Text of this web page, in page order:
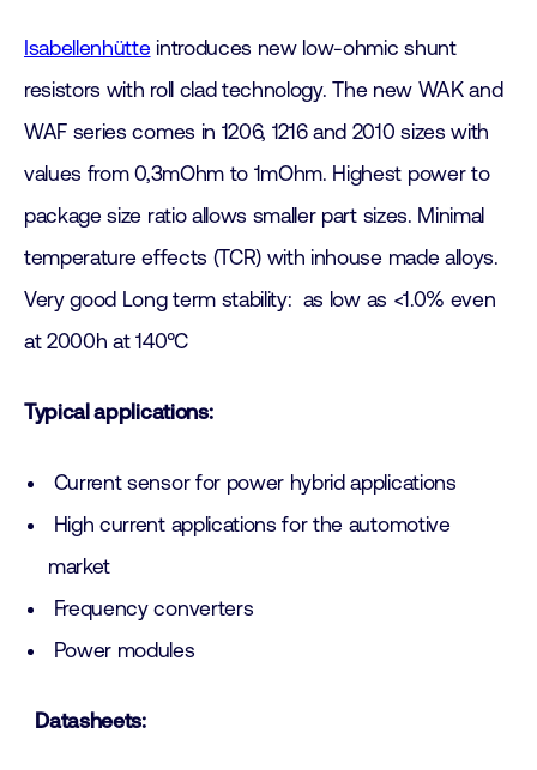
Isabellenhütteintroduces new low-ohmic shunt
resistors with roll clad technology. The new WAK and
WAF series comes in 1206, 1216 and 2010 sizes with
values from 0,3mOhm to 1mOhm. Highest power to
package size ratio allows smaller part sizes. Minimal
temperature effects (TCR) with inhouse made alloys.
Very good Long term stability: as low as <1.0% even
at 2000h at 140°C
Typical applications:
Current sensor for power hybrid applications
High current applications for the automotive
market
Frequency converters
Power modules
Datasheets: